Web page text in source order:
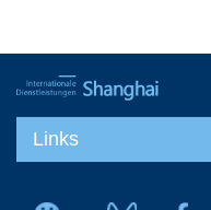
Links